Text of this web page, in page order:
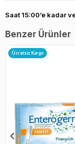
Saat 15:00’e kadar
Benzer Ürünler
Ücretsiz Kargo